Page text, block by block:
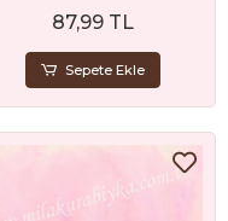
87,99 TL
Sepete Ekle